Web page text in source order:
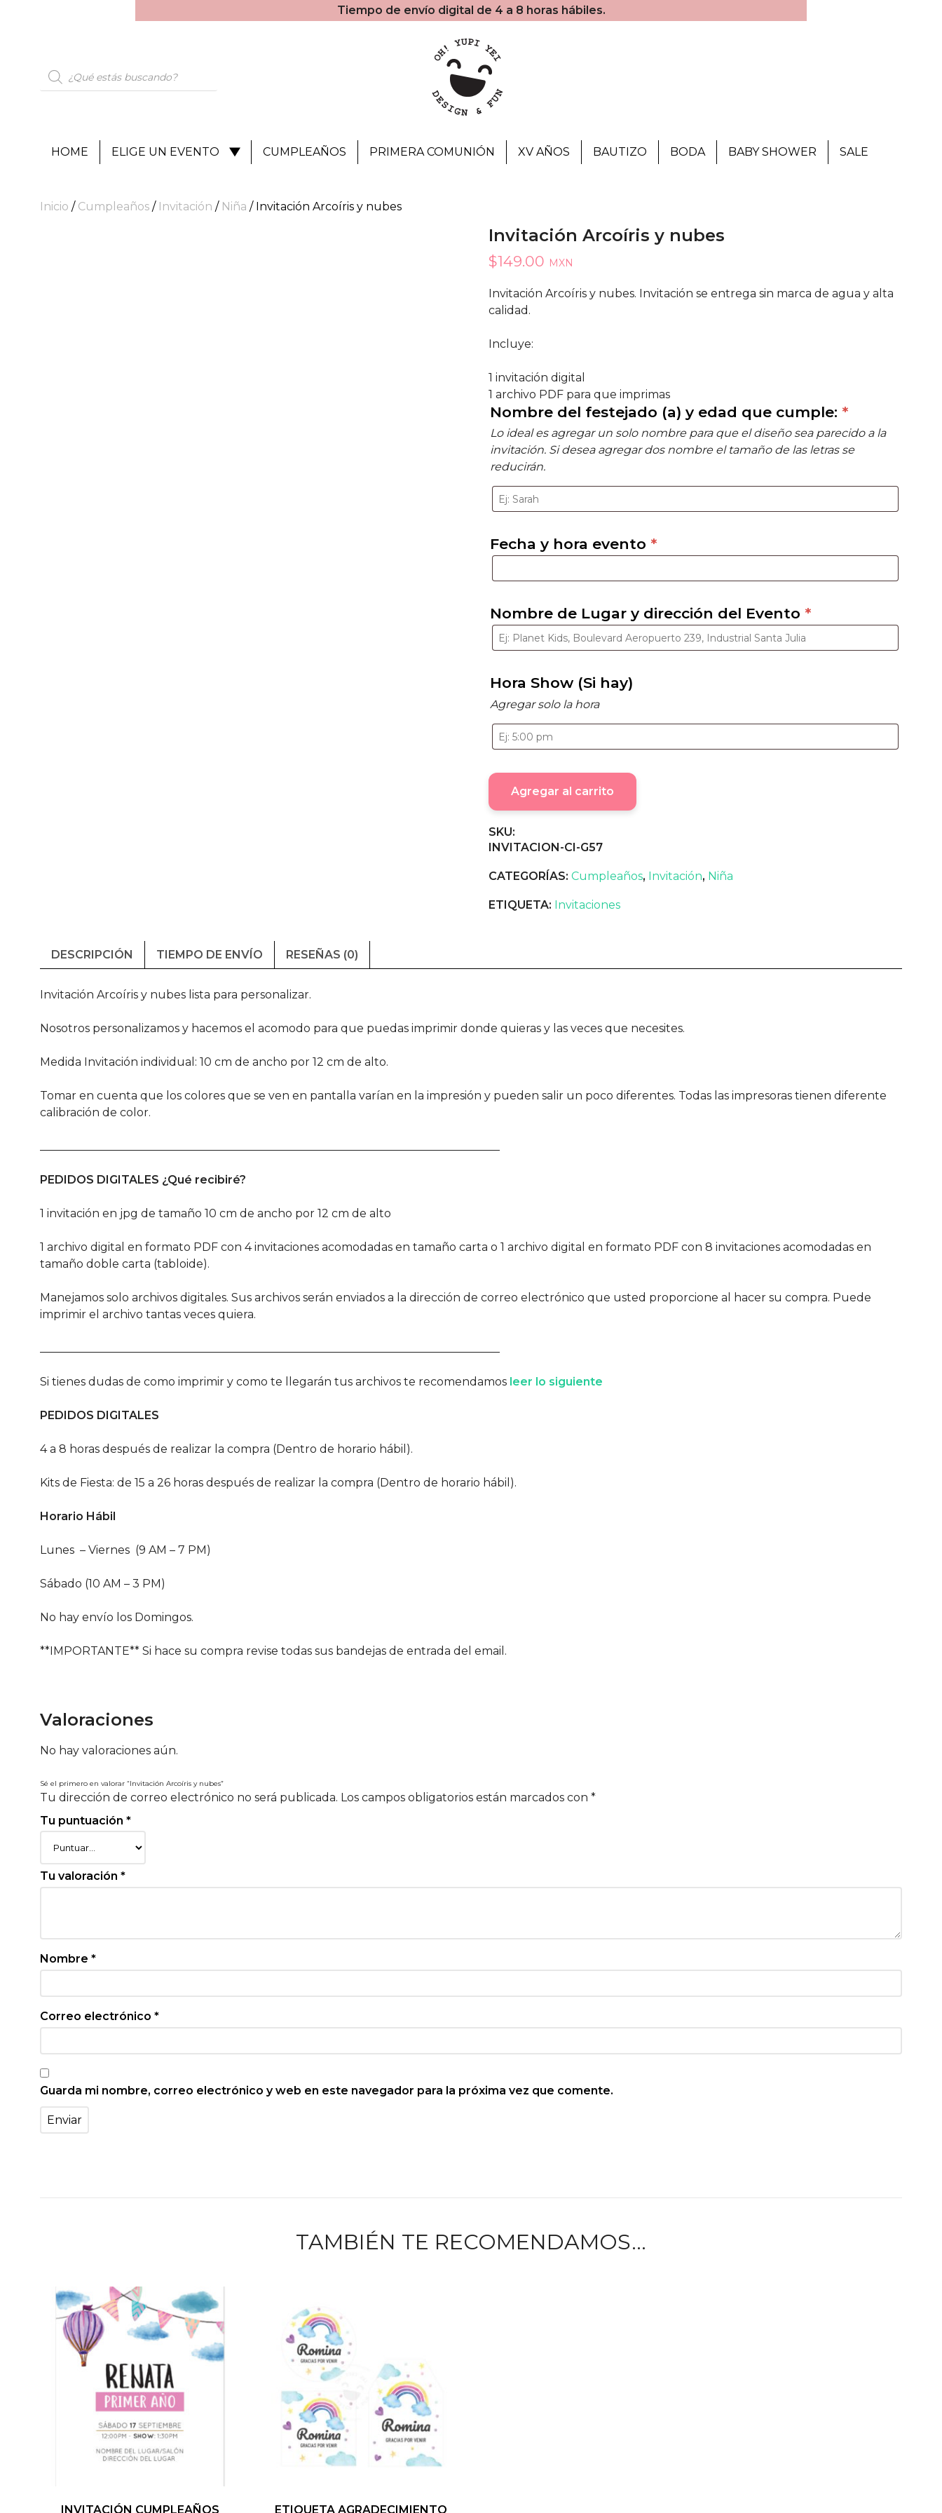
Tiempo de envío digital de 4 a 8 horas hábiles.
HOME ELIGE UN EVENTO CUMPLEAÑOS PRIMERA COMUNIÓN XV AÑOS BAUTIZO BODA BABY SHOWER SALE
Inicio / Cumpleaños / Invitación / Niña / Invitación Arcoíris y nubes
Invitación Arcoíris y nubes
$149.00 MXN
Invitación Arcoíris y nubes. Invitación se entrega sin marca de agua y alta
calidad.
Incluye:
1 invitación digital
1 archivo PDF para que imprimas
Nombre del festejado (a) y edad que cumple: *
Lo ideal es agregar un solo nombre para que el diseño sea parecido a la
invitación. Si desea agregar dos nombre el tamaño de las letras se
reducirán.
Fecha y hora evento *
Nombre de Lugar y dirección del Evento *
Hora Show (Si hay)
Agregar solo la hora
Agregar al carrito
SKU:
INVITACION-CI-G57
CATEGORÍAS: Cumpleaños, Invitación, Niña
ETIQUETA: Invitaciones
DESCRIPCIÓN TIEMPO DE ENVÍO RESEÑAS (0)
Invitación Arcoíris y nubes lista para personalizar.
Nosotros personalizamos y hacemos el acomodo para que puedas imprimir donde quieras y las veces que necesites.
Medida Invitación individual: 10 cm de ancho por 12 cm de alto.
Tomar en cuenta que los colores que se ven en pantalla varían en la impresión y pueden salir un poco diferentes. Todas las impresoras tienen diferente
calibración de color.
PEDIDOS DIGITALES ¿Qué recibiré?
1 invitación en jpg de tamaño 10 cm de ancho por 12 cm de alto
1 archivo digital en formato PDF con 4 invitaciones acomodadas en tamaño carta o 1 archivo digital en formato PDF con 8 invitaciones acomodadas en
tamaño doble carta (tabloide).
Manejamos solo archivos digitales. Sus archivos serán enviados a la dirección de correo electrónico que usted proporcione al hacer su compra. Puede
imprimir el archivo tantas veces quiera.
Si tienes dudas de como imprimir y como te llegarán tus archivos te recomendamos leer lo siguiente
PEDIDOS DIGITALES
4 a 8 horas después de realizar la compra (Dentro de horario hábil).
Kits de Fiesta: de 15 a 26 horas después de realizar la compra (Dentro de horario hábil).
Horario Hábil
Lunes – Viernes (9 AM – 7 PM)
Sábado (10 AM – 3 PM)
No hay envío los Domingos.
**IMPORTANTE** Si hace su compra revise todas sus bandejas de entrada del email.
Valoraciones
No hay valoraciones aún.
Sé el primero en valorar “Invitación Arcoíris y nubes”
Tu dirección de correo electrónico no será publicada. Los campos obligatorios están marcados con *
Tu puntuación *
Tu valoración *
Nombre *
Correo electrónico *
Guarda mi nombre, correo electrónico y web en este navegador para la próxima vez que comente.
TAMBIÉN TE RECOMENDAMOS…
INVITACIÓN CUMPLEAÑOS ETIQUETA AGRADECIMIENTO